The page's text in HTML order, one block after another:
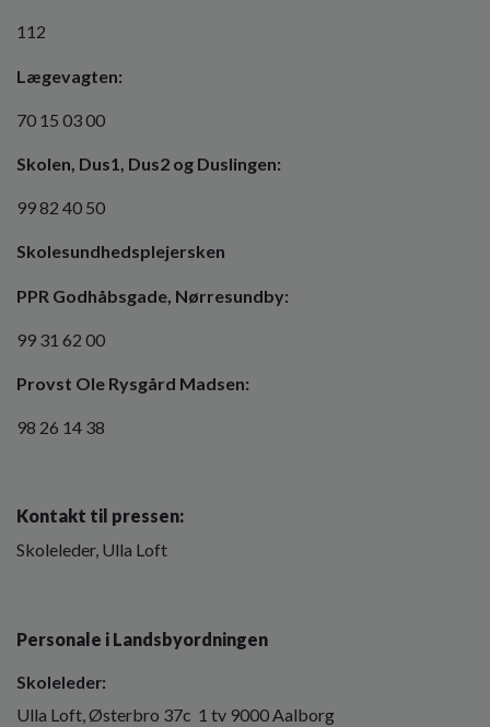
112
Lægevagten:
70 15 03 00
Skolen, Dus1, Dus2 og Duslingen:
99 82 40 50
Skolesundhedsplejersken
PPR Godhåbsgade, Nørresundby:
99 31 62 00
Provst Ole Rysgård Madsen:
98 26 14 38
Kontakt til pressen:
Skoleleder, Ulla Loft
Personale i Landsbyordningen
Skoleleder:
Ulla Loft, Østerbro 37c 1 tv 9000 Aalborg